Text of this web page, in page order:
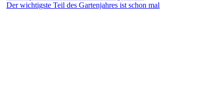
Der wichtigste Teil des Gartenjahres ist schon mal